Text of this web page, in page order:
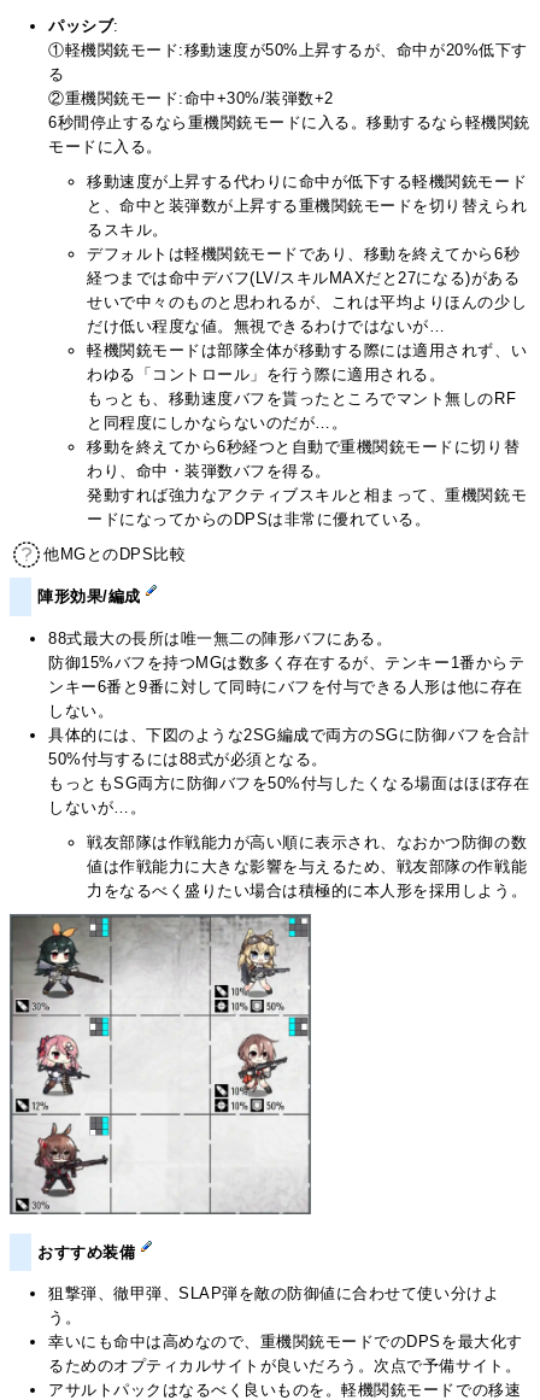
パッシブ:
①軽機関銃モード:移動速度が50%上昇するが、命中が20%低下す
る
②重機関銃モード:命中+30%/装弾数+2
6秒間停止するなら重機関銃モードに入る。移動するなら軽機関銃
モードに入る。
移動速度が上昇する代わりに命中が低下する軽機関銃モード
と、命中と装弾数が上昇する重機関銃モードを切り替えられ
るスキル。
デフォルトは軽機関銃モードであり、移動を終えてから6秒
経つまでは命中デバフ(LV/スキルMAXだと27になる)がある
せいで中々のものと思われるが、これは平均よりほんの少し
だけ低い程度な値。無視できるわけではないが…
軽機関銃モードは部隊全体が移動する際には適用されず、い
わゆる「コントロール」を行う際に適用される。
もっとも、移動速度バフを貰ったところでマント無しのRF
と同程度にしかならないのだが…。
移動を終えてから6秒経つと自動で重機関銃モードに切り替
わり、命中・装弾数バフを得る。
発動すれば強力なアクティブスキルと相まって、重機関銃モ
ードになってからのDPSは非常に優れている。
他MGとのDPS比較
陣形効果/編成
88式最大の長所は唯一無二の陣形バフにある。
防御15%バフを持つMGは数多く存在するが、テンキー1番からテ
ンキー6番と9番に対して同時にバフを付与できる人形は他に存在
しない。
具体的には、下図のような2SG編成で両方のSGに防御バフを合計
50%付与するには88式が必須となる。
もっともSG両方に防御バフを50%付与したくなる場面はほぼ存在
しないが…。
戦友部隊は作戦能力が高い順に表示され、なおかつ防御の数
値は作戦能力に大きな影響を与えるため、戦友部隊の作戦能
力をなるべく盛りたい場合は積極的に本人形を採用しよう。
おすすめ装備
狙撃弾、徹甲弾、SLAP弾を敵の防御値に合わせて使い分けよ
う。
幸いにも命中は高めなので、重機関銃モードでのDPSを最大化す
るためのオプティカルサイトが良いだろう。次点で予備サイト。
アサルトパックはなるべく良いものを。軽機関銃モードでの移速